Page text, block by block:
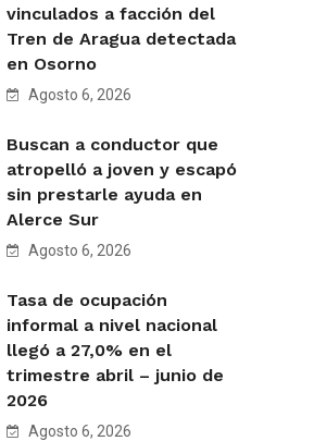
vinculados a facción del
Tren de Aragua detectada
en Osorno
Agosto 6, 2026
Buscan a conductor que
atropelló a joven y escapó
sin prestarle ayuda en
Alerce Sur
Agosto 6, 2026
Tasa de ocupación
informal a nivel nacional
llegó a 27,0% en el
trimestre abril – junio de
2026
Agosto 6, 2026